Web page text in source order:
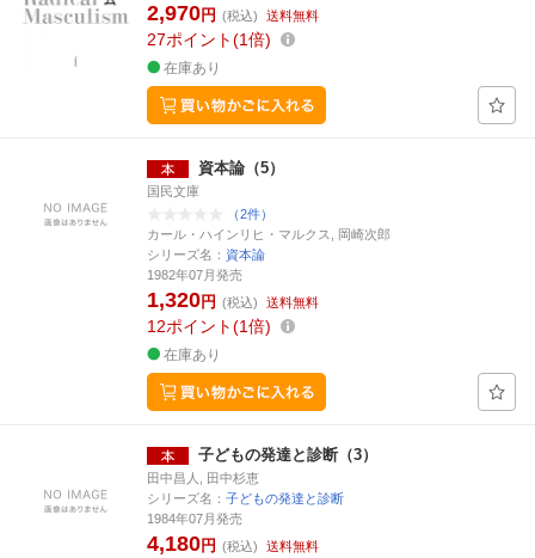
2,970円 (税込) 送料無料
27ポイント 1倍
在庫あり
資本論（5）
国民文庫
（2件）
カール・ハインリヒ・マルクス, 岡崎次郎
シリーズ名： 資本論
1982年07月発売
1,320円 (税込) 送料無料
12ポイント 1倍
在庫あり
子どもの発達と診断（3）
田中昌人, 田中杉恵
シリーズ名： 子どもの発達と診断
1984年07月発売
4,180円 (税込) 送料無料